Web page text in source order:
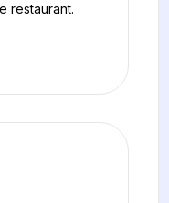
restaurant.